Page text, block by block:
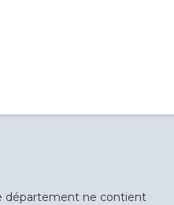
département ne contient